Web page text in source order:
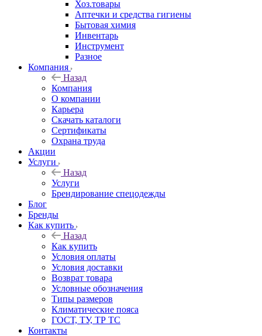
Хоз.товары
Аптечки и средства гигиены
Бытовая химия
Инвентарь
Инструмент
Разное
Компания
Назад
Компания
О компании
Карьера
Cкачать каталоги
Сертификаты
Охрана труда
Акции
Услуги
Назад
Услуги
Брендирование спецодежды
Блог
Бренды
Как купить
Назад
Как купить
Условия оплаты
Условия доставки
Возврат товара
Условные обозначения
Типы размеров
Климатические пояса
ГОСТ, ТУ, ТР ТС
Контакты